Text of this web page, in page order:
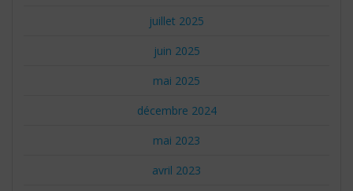
juillet 2025
juin 2025
mai 2025
décembre 2024
mai 2023
avril 2023